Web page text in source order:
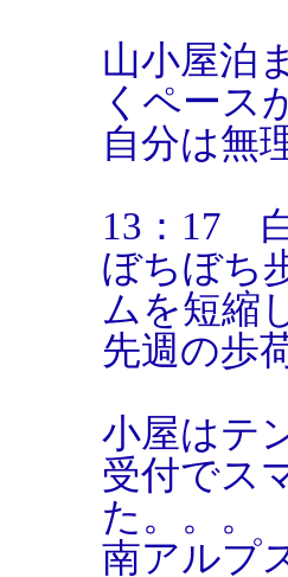
山小屋泊
くペース
自分は無
13：17
ぼちぼち
ムを短縮
先週の歩
小屋はテ
受付でス
た。。。
南アルプ